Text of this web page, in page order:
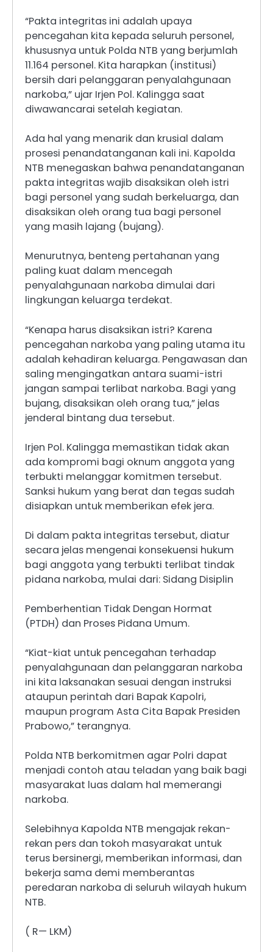
“Pakta integritas ini adalah upaya
pencegahan kita kepada seluruh personel,
khususnya untuk Polda NTB yang berjumlah
11.164 personel. Kita harapkan (institusi)
bersih dari pelanggaran penyalahgunaan
narkoba,” ujar Irjen Pol. Kalingga saat
diwawancarai setelah kegiatan.
Ada hal yang menarik dan krusial dalam
prosesi penandatanganan kali ini. Kapolda
NTB menegaskan bahwa penandatanganan
pakta integritas wajib disaksikan oleh istri
bagi personel yang sudah berkeluarga, dan
disaksikan oleh orang tua bagi personel
yang masih lajang (bujang).
Menurutnya, benteng pertahanan yang
paling kuat dalam mencegah
penyalahgunaan narkoba dimulai dari
lingkungan keluarga terdekat.
“Kenapa harus disaksikan istri? Karena
pencegahan narkoba yang paling utama itu
adalah kehadiran keluarga. Pengawasan dan
saling mengingatkan antara suami-istri
jangan sampai terlibat narkoba. Bagi yang
bujang, disaksikan oleh orang tua,” jelas
jenderal bintang dua tersebut.
Irjen Pol. Kalingga memastikan tidak akan
ada kompromi bagi oknum anggota yang
terbukti melanggar komitmen tersebut.
Sanksi hukum yang berat dan tegas sudah
disiapkan untuk memberikan efek jera.
Di dalam pakta integritas tersebut, diatur
secara jelas mengenai konsekuensi hukum
bagi anggota yang terbukti terlibat tindak
pidana narkoba, mulai dari: Sidang Disiplin
Pemberhentian Tidak Dengan Hormat
(PTDH) dan Proses Pidana Umum.
“Kiat-kiat untuk pencegahan terhadap
penyalahgunaan dan pelanggaran narkoba
ini kita laksanakan sesuai dengan instruksi
ataupun perintah dari Bapak Kapolri,
maupun program Asta Cita Bapak Presiden
Prabowo,” terangnya.
Polda NTB berkomitmen agar Polri dapat
menjadi contoh atau teladan yang baik bagi
masyarakat luas dalam hal memerangi
narkoba.
Selebihnya Kapolda NTB mengajak rekan-
rekan pers dan tokoh masyarakat untuk
terus bersinergi, memberikan informasi, dan
bekerja sama demi memberantas
peredaran narkoba di seluruh wilayah hukum
NTB.
( R— LKM)